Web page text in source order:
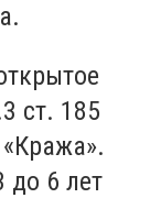
ст. 185
до 6 лет